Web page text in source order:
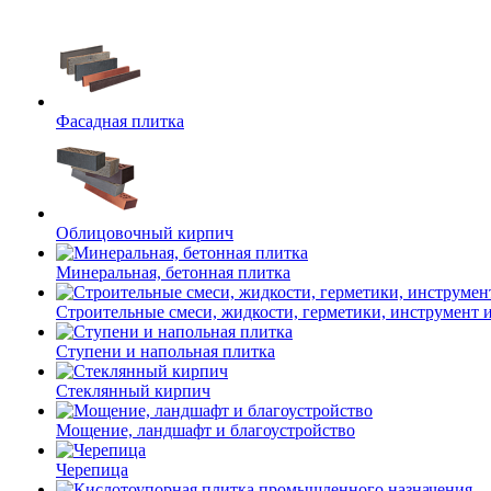
Фасадная плитка
Облицовочный кирпич
Минеральная, бетонная плитка
Строительные смеси, жидкости, герметики, инструмент
Ступени и напольная плитка
Cтеклянный кирпич
Мощение, ландшафт и благоустройство
Черепица